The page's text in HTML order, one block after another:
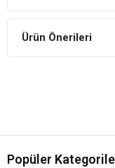
sürmelerini sağlar.
Ürün Önerileri
Popüler